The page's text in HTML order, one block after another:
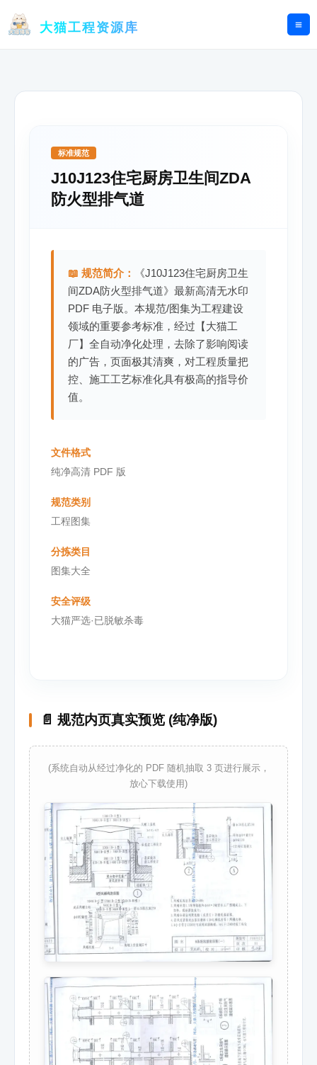
大猫工程资源库
标准规范
J10J123住宅厨房卫生间ZDA
防火型排气道
📖 规范简介：
《J10J123住宅厨房卫生
间ZDA防火型排气道》最新高清无水印
PDF 电子版。本规范/图集为工程建设
领域的重要参考标准，经过【大猫工
厂】全自动净化处理，去除了影响阅读
的广告，页面极其清爽，对工程质量把
控、施工工艺标准化具有极高的指导价
值。
文件格式
纯净高清 PDF 版
规范类别
工程图集
分拣类目
图集大全
安全评级
大猫严选·已脱敏杀毒
📄 规范内页真实预览 (纯净版)
(系统自动从经过净化的 PDF 随机抽取 3 页进行展示，
放心下载使用)